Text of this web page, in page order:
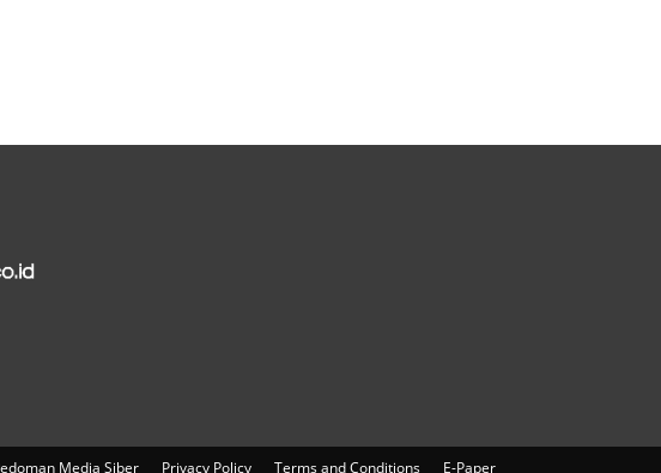
Media Siber Privacy Policy Terms and Conditions E-Paper